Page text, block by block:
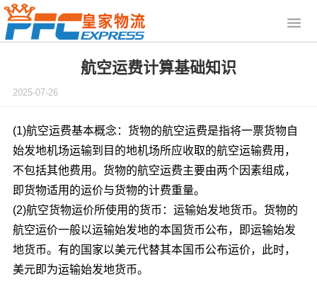
航空运费计算基础知识
2025-07-26
(1)航空运费基本概念：货物的航空运费是指将一票货物自
始发地机场运输到目的地机场所应收取的航空运输费用，
不包括其他费用。货物的航空运费主要由两个因素组成，
即货物适用的运价与货物的计费重量。
(2)航空货物运价所使用的货币：运输始发地货币。货物的
航空运价一般以运输始发地的本国货币公布，即运输始发
地货币。有的国家以美元代替其本国币公布运价，此时，
美元即为运输始发地货币。